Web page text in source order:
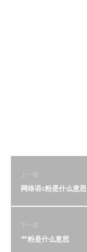
上一篇
网络语c粉是什么意
下一篇
艹粉是什么意思